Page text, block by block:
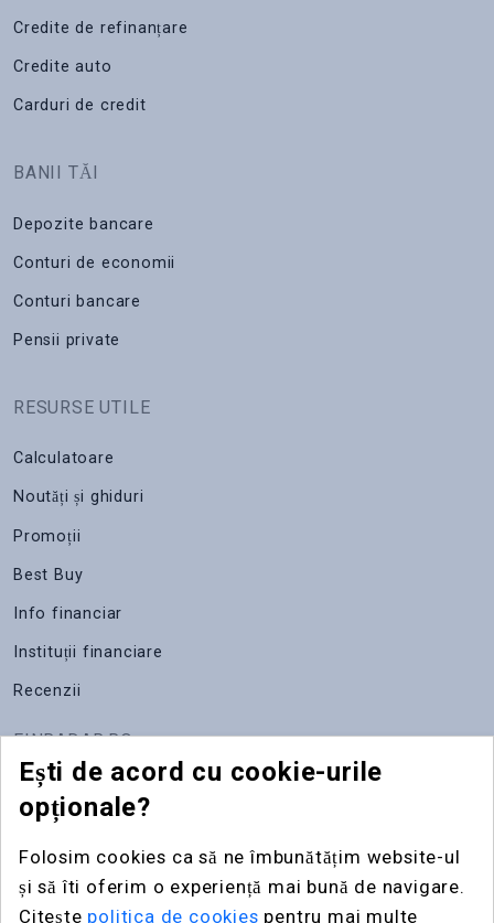
Credite de refinanțare
Credite auto
Carduri de credit
BANII TĂI
Depozite bancare
Conturi de economii
Conturi bancare
Pensii private
RESURSE UTILE
Calculatoare
Noutăți și ghiduri
Promoții
Best Buy
Info financiar
Instituții financiare
Recenzii
FINRADAR.RO
Despre noi
Contact
Publicitate
Ești de acord cu cookie-urile
opționale?
Folosim cookies ca să ne îmbunătățim website-ul
și să îti oferim o experiență mai bună de navigare.
Citește politica de cookies pentru mai multe